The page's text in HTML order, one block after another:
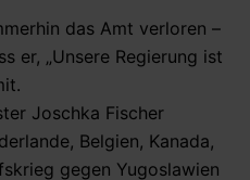
das Amt verloren –
er, „Unsere Regierung ist
Joschka Fischer
Belgien, Kanada,
gegen Yugoslawien